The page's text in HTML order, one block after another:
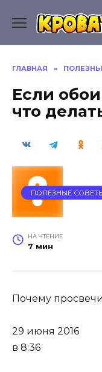
содержанию
ГЛАВНАЯ »
Если
что
ПОЛЕЗНЫЕ
НА ЧТЕНИЕ
7 мин
Почему
29 июня 2016
в 8:36